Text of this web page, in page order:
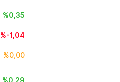
%0,35
%-1,04
%0,00
%0,29